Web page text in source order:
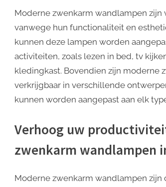
Moderne zwenkarm wandlampen zijn
vanwege hun functionaliteit en
kunnen deze lampen worden
activiteiten, zoals lezen in bed, tv
kledingkast. Bovendien zijn moderne
verkrijgbaar in verschillende
kunnen worden aangepast aan elk
Verhoog uw
zwenkarm wandlampen
Moderne zwenkarm wandlampen zijn